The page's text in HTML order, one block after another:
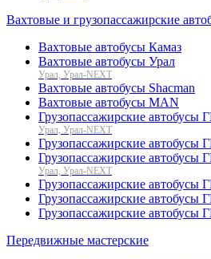
Вахтовые и грузопассажирские
Вахтовые автобусы Камаз
Вахтовые автобусы Урал
Урал, Урал-NEXT
Вахтовые автобусы Shacman
Вахтовые автобусы MAN
Грузопассажирские автобусы
Урал, Урал-NEXT
Грузопассажирские автобусы
Грузопассажирские
Урал, Урал-NEXT
Грузопассажирские
Грузопассажирские
Грузопассажирские
Передвижные мастерские